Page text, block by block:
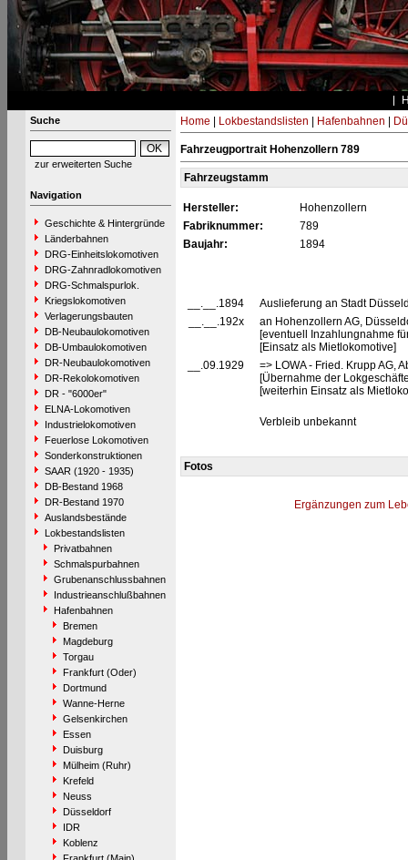
Suche
zur erweiterten Suche
Navigation
Geschichte & Hintergründe
Länderbahnen
DRG-Einheitslokomotiven
DRG-Zahnradlokomotiven
DRG-Schmalspurlok.
Kriegslokomotiven
Verlagerungsbauten
DB-Neubaulokomotiven
DB-Umbaulokomotiven
DR-Neubaulokomotiven
DR-Rekolokomotiven
DR - "6000er"
ELNA-Lokomotiven
Industrielokomotiven
Feuerlose Lokomotiven
Sonderkonstruktionen
SAAR (1920 - 1935)
DB-Bestand 1968
DR-Bestand 1970
Auslandsbestände
Lokbestandslisten
Privatbahnen
Schmalspurbahnen
Grubenanschlussbahnen
Industrieanschlußbahnen
Hafenbahnen
Bremen
Magdeburg
Torgau
Frankfurt (Oder)
Dortmund
Wanne-Herne
Gelsenkirchen
Essen
Duisburg
Mülheim (Ruhr)
Krefeld
Neuss
Düsseldorf
IDR
Koblenz
Home Lokbestandslisten Hafenbahnen
Fahrzeugportrait Hohenzollern 789
Fahrzeugstamm
Hersteller:
Hohenzollern
Fabriknummer:
789
Baujahr:
1894
__.__.1894
Auslieferung an Stadt
__.__.192x
an Hohenzollern AG,
[eventuell Inzahlungnahme
[Einsatz als Mietlokomotive]
__.09.1929
=> LOWA - Fried. Krupp AG,
[Übernahme der
[weiterhin Einsatz als
Verbleib unbekannt
Fotos
Ergänzungen zum